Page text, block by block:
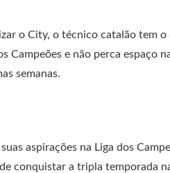
o City, o técnico catalão tem
e não perca espaço
semanas.
aspirações na Liga dos
conquistar a tripla temporada